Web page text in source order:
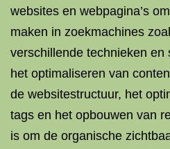
websites en webpagina’s
maken in zoekmachines
verschillende technieken en
het optimaliseren van
de websitestructuur, het
tags en het opbouwen van
is om de organische